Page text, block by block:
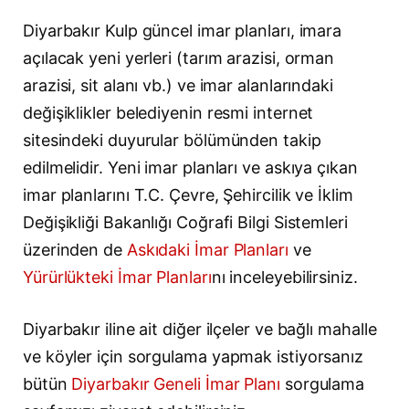
Diyarbakır Kulp güncel imar planları, imara
açılacak yeni yerleri (tarım arazisi, orman
arazisi, sit alanı vb.) ve imar alanlarındaki
değişiklikler belediyenin resmi internet
sitesindeki duyurular bölümünden takip
edilmelidir. Yeni imar planları ve askıya çıkan
imar planlarını T.C. Çevre, Şehircilik ve İklim
Değişikliği Bakanlığı Coğrafi Bilgi Sistemleri
üzerinden de Askıdaki İmar Planları ve
Yürürlükteki İmar Planlarını inceleyebilirsiniz.
Diyarbakır iline ait diğer ilçeler ve bağlı mahalle
ve köyler için sorgulama yapmak istiyorsanız
bütün Diyarbakır Geneli İmar Planı sorgulama